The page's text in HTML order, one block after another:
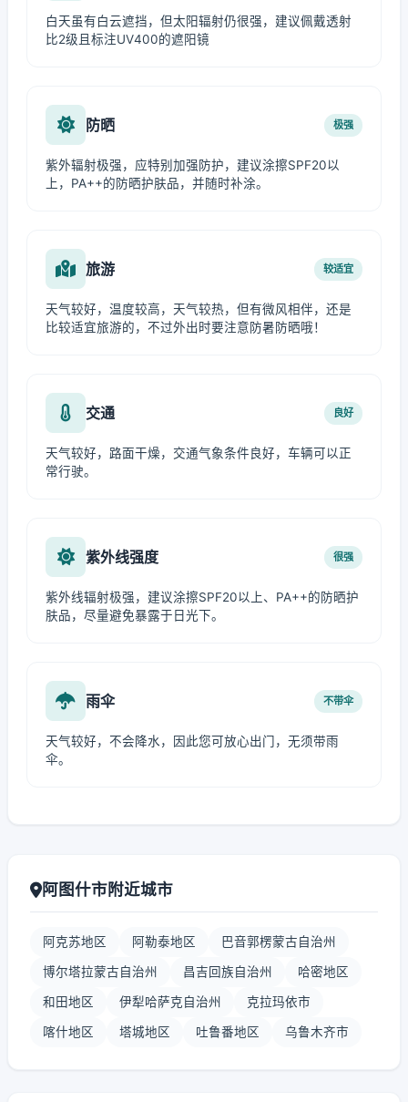
白天虽有白云遮挡，但太阳辐射仍很强，建议佩戴透射
比2级且标注UV400的遮阳镜
防晒 极强
紫外辐射极强，应特别加强防护，建议涂擦SPF20以
上，PA++的防晒护肤品，并随时补涂。
旅游 较适宜
天气较好，温度较高，天气较热，但有微风相伴，还是
比较适宜旅游的，不过外出时要注意防暑防晒哦！
交通 良好
天气较好，路面干燥，交通气象条件良好，车辆可以正
常行驶。
紫外线强度 很强
紫外线辐射极强，建议涂擦SPF20以上、PA++的防晒护
肤品，尽量避免暴露于日光下。
雨伞 不带伞
天气较好，不会降水，因此您可放心出门，无须带雨
伞。
阿图什市附近城市
阿克苏地区 阿勒泰地区 巴音郭楞蒙古自治州
博尔塔拉蒙古自治州 昌吉回族自治州 哈密地区
和田地区 伊犁哈萨克自治州 克拉玛依市
喀什地区 塔城地区 吐鲁番地区 乌鲁木齐市